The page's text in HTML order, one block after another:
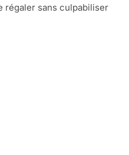
régaler sans culpabiliser